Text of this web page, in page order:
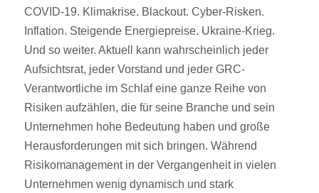
COVID-19. Klimakrise. Blackout. Cyber-Risken.
Inflation. Steigende Energiepreise. Ukraine-Krieg.
Und so weiter. Aktuell kann wahrscheinlich jeder
Aufsichtsrat, jeder Vorstand und jeder GRC-
Verantwortliche im Schlaf eine ganze Reihe von
Risiken aufzählen, die für seine Branche und sein
Unternehmen hohe Bedeutung haben und große
Herausforderungen mit sich bringen. Während
Risikomanagement in der Vergangenheit in vielen
Unternehmen wenig dynamisch und stark